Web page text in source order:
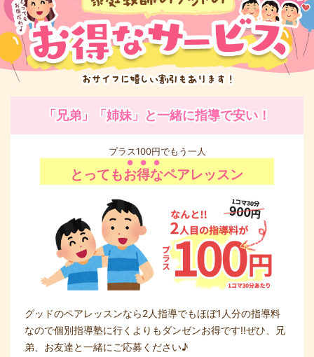
「兄弟」「姉妹」と一緒に指導で安い！
プラス100円でもう一人
とってもお得なペアレッスン
グッドのペアレッスンなら2人指導でもほぼ1人分の指導料
なので個別指導塾に行くよりもダンゼンお得です!!ぜひ、兄
弟、お友達と一緒にご応募ください♪